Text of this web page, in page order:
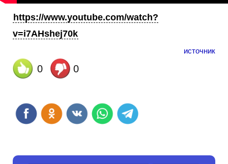
https://www.youtube.com/watch?
v=i7AHshej70k
источник
0 0